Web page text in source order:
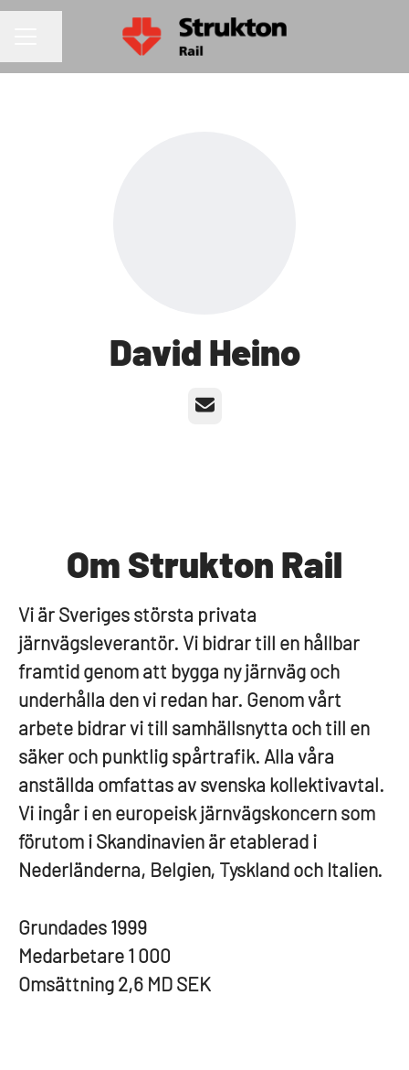
David Heino
E-post
Om Strukton Rail
Vi är Sveriges största privata
järnvägsleverantör. Vi bidrar till en hållbar
framtid genom att bygga ny järnväg och
underhålla den vi redan har. Genom vårt
arbete bidrar vi till samhällsnytta och till en
säker och punktlig spårtrafik. Alla våra
anställda omfattas av svenska kollektivavtal.
Vi ingår i en europeisk järnvägskoncern som
förutom i Skandinavien är etablerad i
Nederländerna, Belgien, Tyskland och Italien.
Grundades 1999
Medarbetare 1 000
Omsättning 2,6 MD SEK